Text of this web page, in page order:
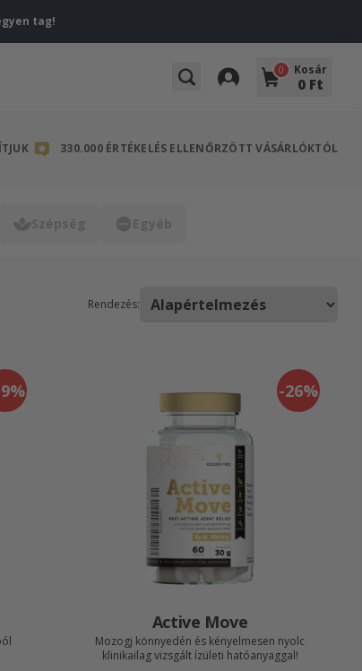
tag!
0 Kosár
0 Ft
330.000 ÉRTÉKELÉS ELLENŐRZÖTT VÁSÁRLÓKTÓL
Szépség Egyéb
Rendezés:
-26%
Active Move
Mozogj könnyedén és kényelmesen nyolc
klinikailag vizsgált ízületi hatóanyaggal!